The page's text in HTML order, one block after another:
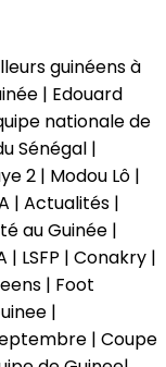
guinéens à
| Edouard
nationale de
Sénégal |
2 | Modou Lô |
| Actualités |
au Guinée |
| LSFP | Conakry |
| Foot
|
| Coupe